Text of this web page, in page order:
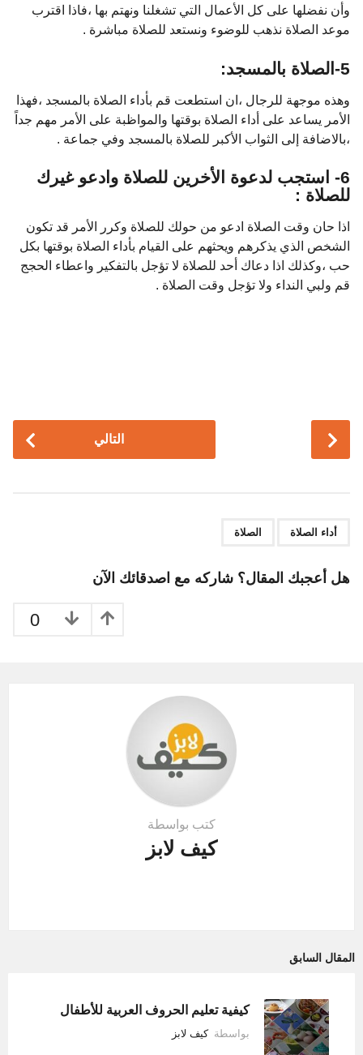
وأن نفضلها على كل الأعمال التي تشغلنا ونهتم بها ،فاذا اقترب
موعد الصلاة نذهب للوضوء ونستعد للصلاة مباشرة .
5-الصلاة بالمسجد:
وهذه موجهة للرجال ،ان استطعت قم بأداء الصلاة بالمسجد ،فهذا
الأمر يساعد على أداء الصلاة بوقتها والمواظبة على الأمر مهم جداً
،بالاضافة إلى الثواب الأكبر للصلاة بالمسجد وفي جماعة .
6- استجب لدعوة الأخرين للصلاة وادعو غيرك
للصلاة :
اذا حان وقت الصلاة ادعو من حولك للصلاة وكرر الأمر قد تكون
الشخص الذي يذكرهم ويحثهم على القيام بأداء الصلاة بوقتها بكل
حب ،وكذلك اذا دعاك أحد للصلاة لا تؤجل بالتفكير واعطاء الحجج
قم ولبي النداء ولا تؤجل وقت الصلاة .
i
التالي
أداء الصلاة الصلاة
هل أعجبك المقال؟ شاركه مع اصدقائك الآن
0
كتب بواسطة
كيف لابز
المقال السابق
كيفية تعليم الحروف العربية للأطفال
بواسطة كيف لابز